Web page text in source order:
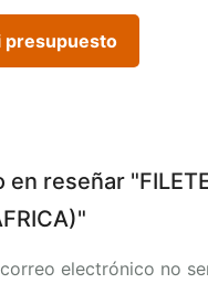
presupuesto
reseñar
electrónico no